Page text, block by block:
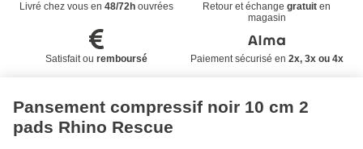
Livré chez vous en 48/72houvrées Retour et échangegratuit en
magasin
Satisfait ou remboursé Paiement sécurisé en 2x, 3x ou 4x
Pansement compressif noir 10 cm 2
pads Rhino Rescue